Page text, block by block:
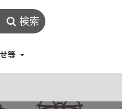
検索
等